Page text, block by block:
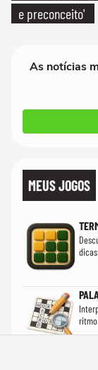
e preconceito'
As notícias
MEUS JOGOS
ritmo.